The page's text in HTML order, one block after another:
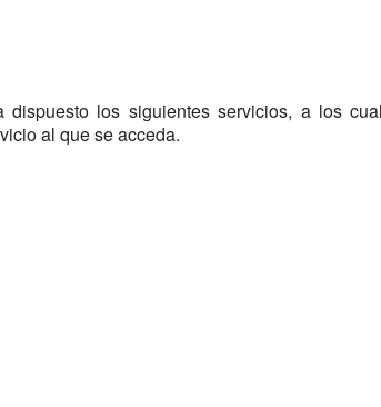
los siguientes servicios, a los
al que se acceda.